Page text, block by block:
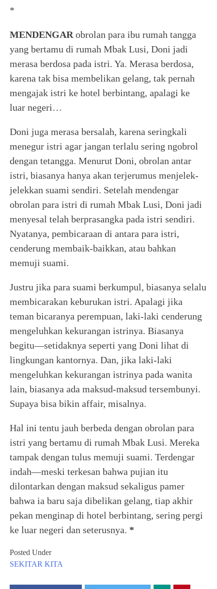
*
MENDENGAR obrolan para ibu rumah tangga
yang bertamu di rumah Mbak Lusi, Doni jadi
merasa berdosa pada istri. Ya. Merasa berdosa,
karena tak bisa membelikan gelang, tak pernah
mengajak istri ke hotel berbintang, apalagi ke
luar negeri…
Doni juga merasa bersalah, karena seringkali
menegur istri agar jangan terlalu sering ngobrol
dengan tetangga. Menurut Doni, obrolan antar
istri, biasanya hanya akan terjerumus menjelek-
jelekkan suami sendiri. Setelah mendengar
obrolan para istri di rumah Mbak Lusi, Doni jadi
menyesal telah berprasangka pada istri sendiri.
Nyatanya, pembicaraan di antara para istri,
cenderung membaik-baikkan, atau bahkan
memuji suami.
Justru jika para suami berkumpul, biasanya selalu
membicarakan keburukan istri. Apalagi jika
teman bicaranya perempuan, laki-laki cenderung
mengeluhkan kekurangan istrinya. Biasanya
begitu—setidaknya seperti yang Doni lihat di
lingkungan kantornya. Dan, jika laki-laki
mengeluhkan kekurangan istrinya pada wanita
lain, biasanya ada maksud-maksud tersembunyi.
Supaya bisa bikin affair, misalnya.
Hal ini tentu jauh berbeda dengan obrolan para
istri yang bertamu di rumah Mbak Lusi. Mereka
tampak dengan tulus memuji suami. Terdengar
indah—meski terkesan bahwa pujian itu
dilontarkan dengan maksud sekaligus pamer
bahwa ia baru saja dibelikan gelang, tiap akhir
pekan menginap di hotel berbintang, sering pergi
ke luar negeri dan seterusnya. *
Posted Under
SEKITAR KITA